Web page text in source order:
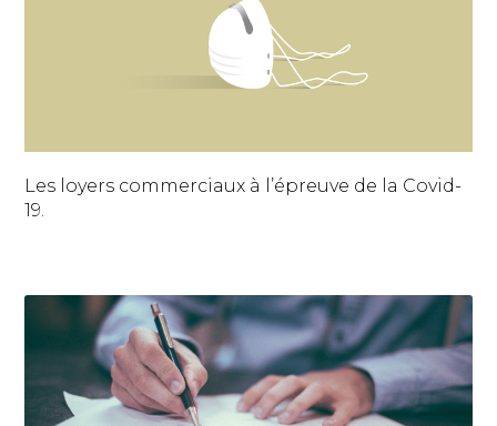
Les loyers commerciaux à l’épreuve de la Covid-
19.